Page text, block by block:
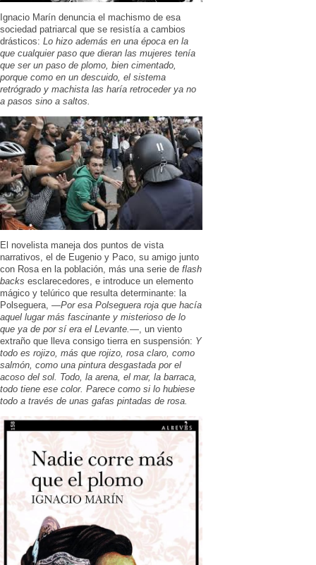
Ignacio Marín denuncia el machismo de esa
sociedad patriarcal que se resistía a cambios
drásticos: Lo hizo además en una época en la
que cualquier paso que dieran las mujeres tenía
que ser un paso de plomo, bien cimentado,
porque como en un descuido, el sistema
retrógrado y machista las haría retroceder ya no
a pasos sino a saltos.
El novelista maneja dos puntos de vista
narrativos, el de Eugenio y Paco, su amigo junto
con Rosa en la población, más una serie de flash
backs esclarecedores, e introduce un elemento
mágico y telúrico que resulta determinante: la
Polseguera, —Por esa Polseguera roja que hacía
aquel lugar más fascinante y misterioso de lo
que ya de por sí era el Levante. —, un viento
extraño que lleva consigo tierra en suspensión: Y
todo es rojizo, más que rojizo, rosa claro, como
salmón, como una pintura desgastada por el
acoso del sol. Todo, la arena, el mar, la barraca,
todo tiene ese color. Parece como si lo hubiese
todo a través de unas gafas pintadas de rosa.